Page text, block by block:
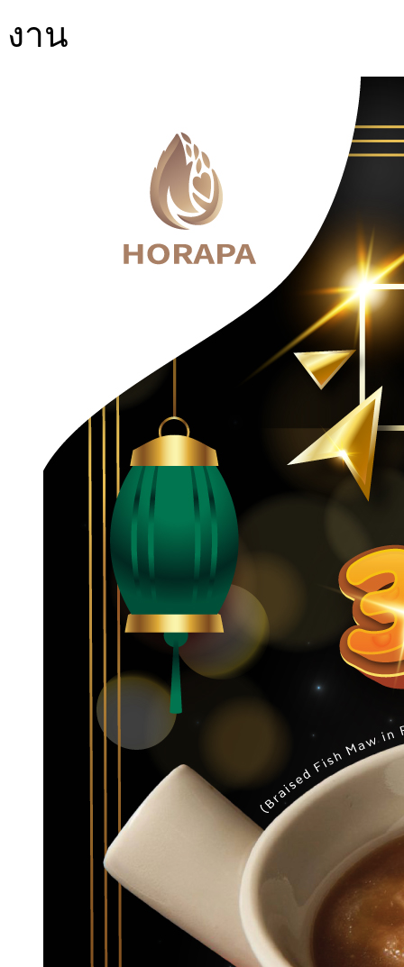
งาน